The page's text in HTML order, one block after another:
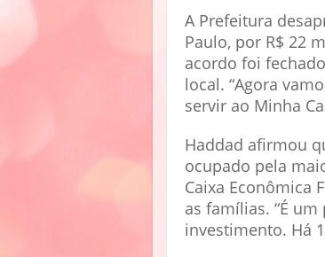
A Prefeitura
Paulo, por R$ 22
acordo foi
local. “Agora
servir ao Minha
Haddad afirmou
ocupado pela
Caixa Econômica
as famílias. “É
investimento. Há